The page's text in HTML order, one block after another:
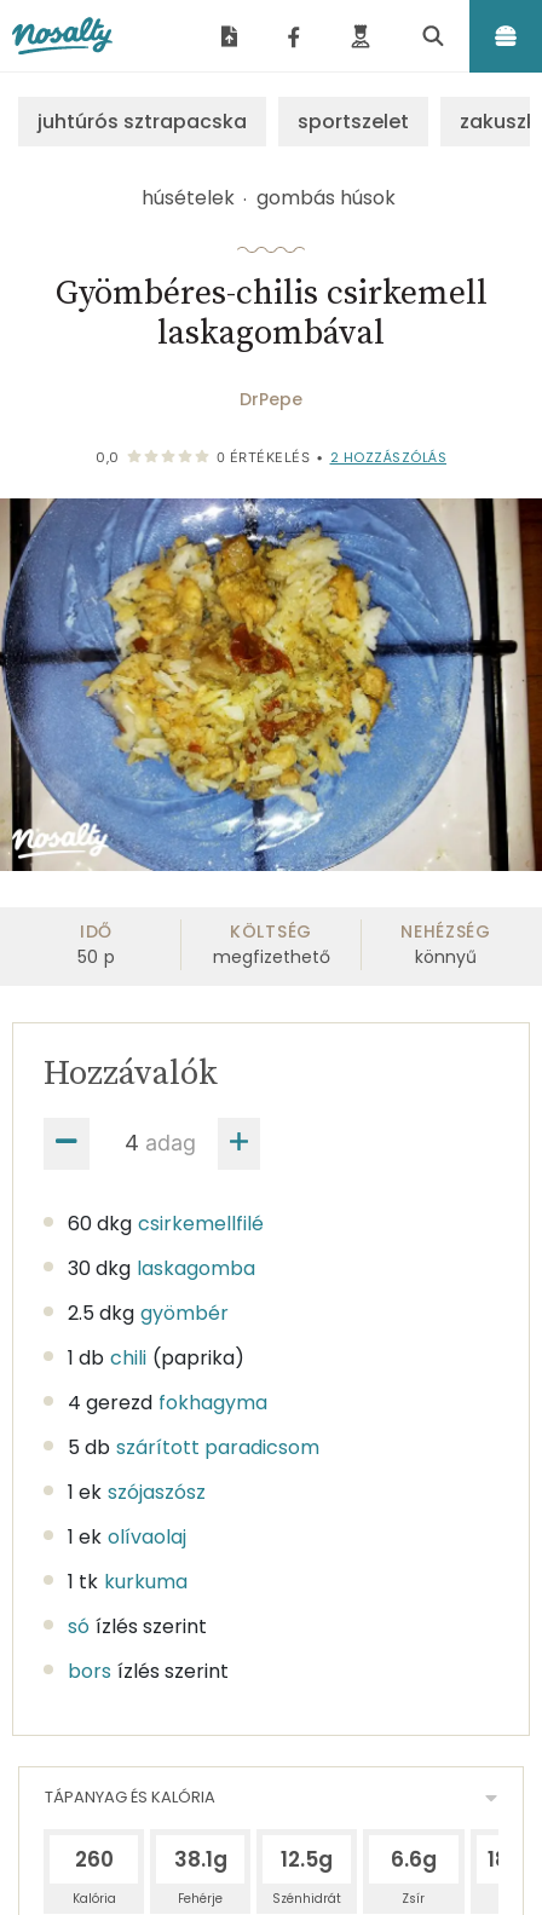
juhtúrós sztrapacska sportszelet
húsételek gombás húsok
Gyömbéres-chilis csirkemell
laskagombával
DrPepe
0,0 0 ÉRTÉKELÉS • 2 HOZZÁSZÓLÁS
IDŐ
50 p
KÖLTSÉG
megfizethető
NEHÉZSÉG
könnyű
adag
Hozzávalók
60 dkg csirkemellfilé
30 dkg laskagomba
2.5 dkg gyömbér
1 db chili (paprika)
4 gerezd fokhagyma
5 db szárított paradicsom
1 ek szójaszósz
1 ek olívaolaj
1 tk kurkuma
só ízlés szerint
bors ízlés szerint
TÁPANYAG ÉS KALÓRIA
260
Kalória
38.1g
Fehérje
12.5g
Szénhidrát
6.6g
Zsír